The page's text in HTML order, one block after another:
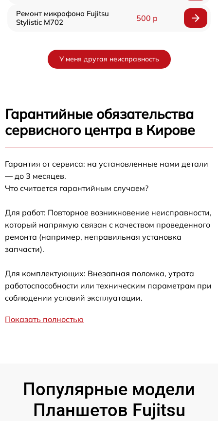
Ремонт микрофона Fujitsu
Stylistic M702
500 р
У меня другая неисправность
Гарантийные обязательства
сервисного центра в Кирове
Гарантия от сервиса: на установленные нами детали
— до 3 месяцев.
Что считается гарантийным случаем?
Для работ: Повторное возникновение неисправности,
который напрямую связан с качеством проведенного
ремонта (например, неправильная установка
запчасти).
Для комплектующих: Внезапная поломка, утрата
работоспособности или техническим параметрам при
соблюдении условий эксплуатации.
Показать полностью
Популярные модели
Планшетов Fujitsu